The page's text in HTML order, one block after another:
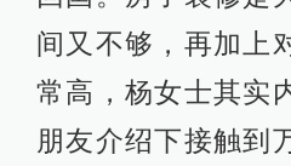
间又不够，再加上
常高，杨女士其实
朋友介绍下接触到